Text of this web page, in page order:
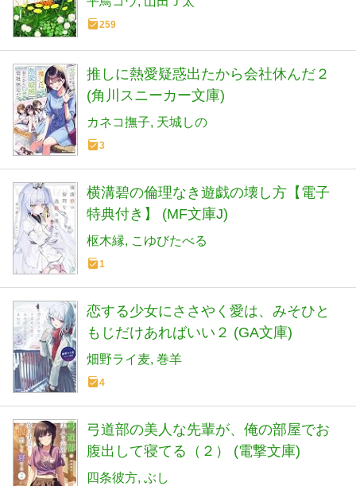
259
推しに熱愛疑惑出たから会社休んだ２
(角川スニーカー文庫)
カネコ撫子 天城しの
3
横溝碧の倫理なき遊戯の壊し方【電子
特典付き】 (MF文庫J)
枢木縁 こゆびたべる
1
恋する少女にささやく愛は、みそひと
もじだけあればいい２ (GA文庫)
畑野ライ麦 巻羊
4
弓道部の美人な先輩が、俺の部屋でお
腹出して寝てる（２） (電撃文庫)
四条彼方 ぶし